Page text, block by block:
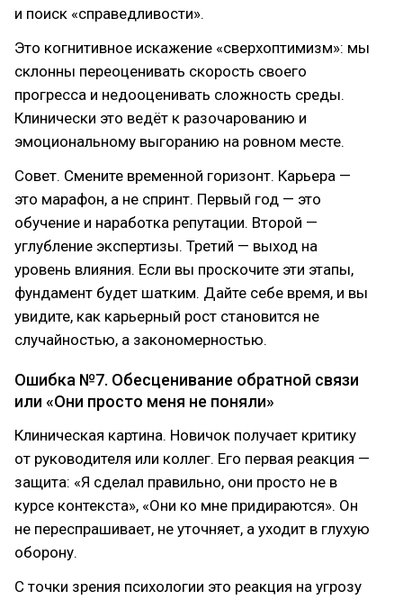
и поиск «справедливости».
Это когнитивное искажение «сверхоптимизм»: мы
склонны переоценивать скорость своего
прогресса и недооценивать сложность среды.
Клинически это ведёт к разочарованию и
эмоциональному выгоранию на ровном месте.
Совет. Смените временной горизонт. Карьера —
это марафон, а не спринт. Первый год — это
обучение и наработка репутации. Второй —
углубление экспертизы. Третий — выход на
уровень влияния. Если вы проскочите эти этапы,
фундамент будет шатким. Дайте себе время, и вы
увидите, как карьерный рост становится не
случайностью, а закономерностью.
Ошибка №7. Обесценивание обратной связи
или «Они просто меня не поняли»
Клиническая картина. Новичок получает критику
от руководителя или коллег. Его первая реакция —
защита: «Я сделал правильно, они просто не в
курсе контекста», «Они ко мне придираются». Он
не переспрашивает, не уточняет, а уходит в глухую
оборону.
С точки зрения психологии это реакция на угрозу